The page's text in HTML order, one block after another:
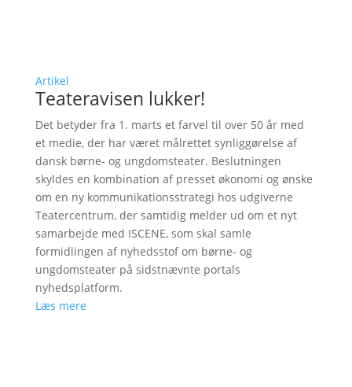
Artikel
Teateravisen lukker!
Det betyder fra 1. marts et farvel til over 50 år med
et medie, der har været målrettet synliggørelse af
dansk børne- og ungdomsteater. Beslutningen
skyldes en kombination af presset økonomi og ønske
om en ny kommunikationsstrategi hos udgiverne
Teatercentrum, der samtidig melder ud om et nyt
samarbejde med ISCENE, som skal samle
formidlingen af nyhedsstof om børne- og
ungdomsteater på sidstnævnte portals
nyhedsplatform.
Læs mere